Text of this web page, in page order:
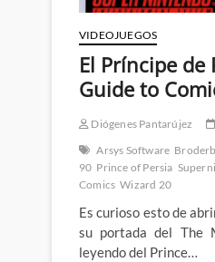
VIDEOJUEGOS
El Príncipe de
Guide to
Diógenes Pantarújez
Arsys Software
90 Prince of Persia
Comics Wizard 20
Es curioso esto de
su portada del The
leyendo del Prince…